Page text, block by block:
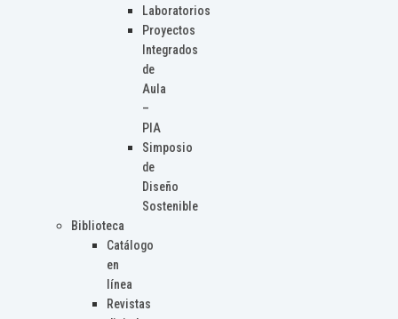
Laboratorios
Proyectos
Integrados
de
Aula
–
PIA
Simposio
de
Diseño
Sostenible
Biblioteca
Catálogo
en
línea
Revistas